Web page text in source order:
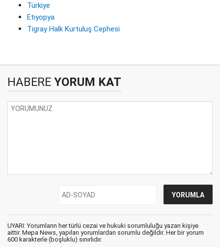
Türkiye
Etiyopya
Tigray Halk Kurtuluş Cephesi
HABERE YORUM KAT
UYARI: Yorumların her türlü cezai ve hukuki sorumluluğu yazan kişiye
aittir. Mepa News, yapılan yorumlardan sorumlu değildir. Her bir yorum
600 karakterle (boşluklu) sınırlıdır.